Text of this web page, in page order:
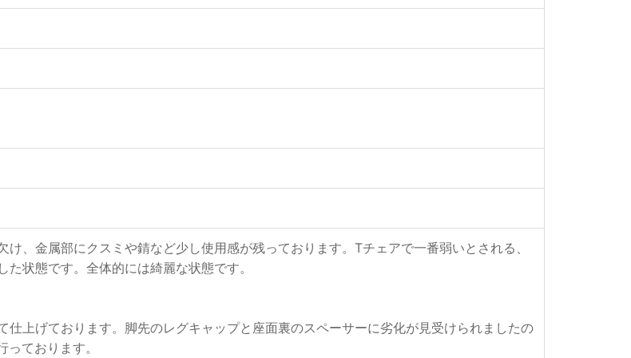
、金属部にクスミや錆など少し使用感が残っております。Tチェアで一番弱いとされる、
状態です。全体的には綺麗な状態です。
仕上げております。脚先のレグキャップと座面裏のスペーサーに劣化が見受けられましたの
ております。